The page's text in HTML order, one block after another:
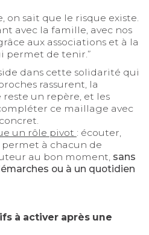
on sait que le risque existe.
avec la famille, avec nos
aux associations et à la
permet de tenir.”
dans cette solidarité qui
rassurent, la
un repère, et les
ce maillage avec
un rôle pivot : écouter,
à chacun de
au bon moment, sans
ou à un quotidien
à activer après une